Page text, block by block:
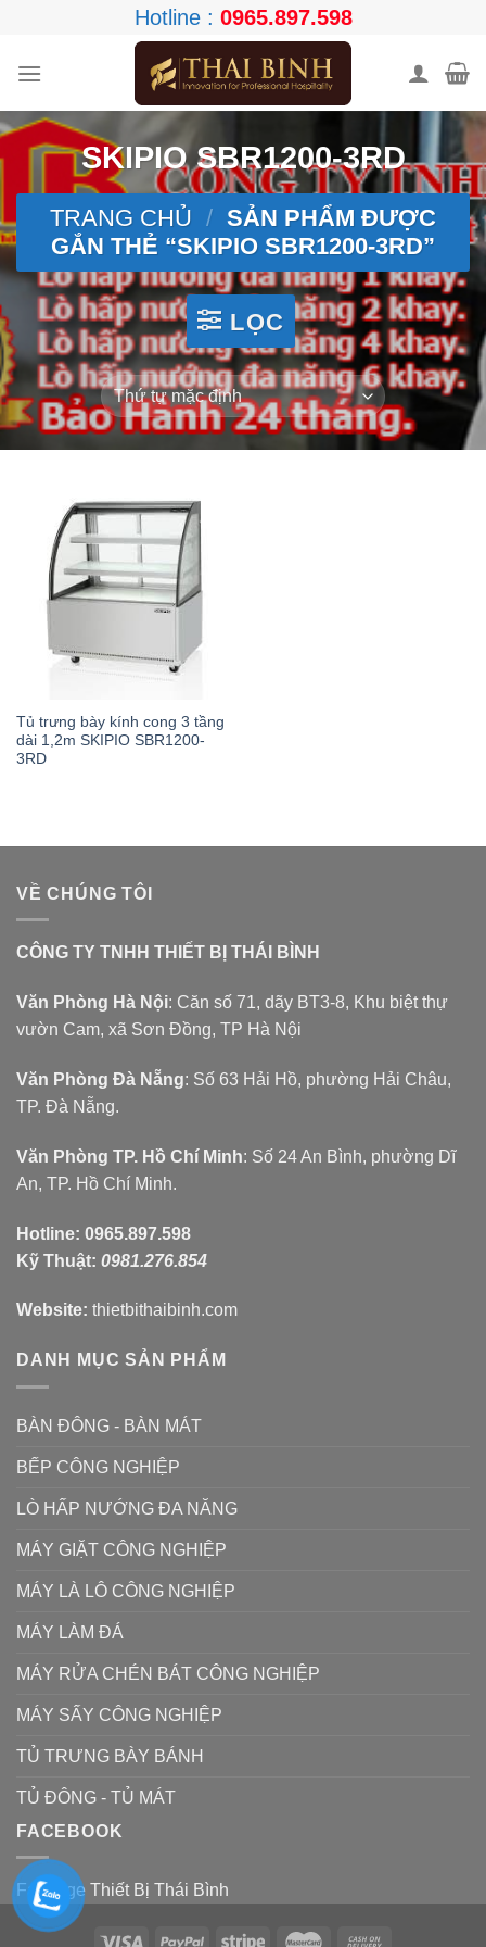
content
Hotline : 0965.897.598
SKIPIO SBR1200-3RD
TRANG CHỦ / SẢN PHẨM ĐƯỢC
GẮN THẺ “SKIPIO SBR1200-3RD”
LỌC
Tủ trưng bày kính cong 3 tầng
dài 1,2m SKIPIO SBR1200-
3RD
VỀ CHÚNG TÔI
CÔNG TY TNHH THIẾT BỊ THÁI BÌNH
Văn Phòng Hà Nội: Căn số 71, dãy BT3-8, Khu biệt thự
vườn Cam, xã Sơn Đồng, TP Hà Nội
Văn Phòng Đà Nẵng: Số 63 Hải Hồ, phường Hải Châu,
TP. Đà Nẵng.
Văn Phòng TP. Hồ Chí Minh: Số 24 An Bình, phường Dĩ
An, TP. Hồ Chí Minh.
Hotline: 0965.897.598
Kỹ Thuật: 0981.276.854
Website: thietbithaibinh.com
DANH MỤC SẢN PHẨM
BÀN ĐÔNG - BÀN MÁT
BẾP CÔNG NGHIỆP
LÒ HẤP NƯỚNG ĐA NĂNG
MÁY GIẶT CÔNG NGHIỆP
MÁY LÀ LÔ CÔNG NGHIỆP
MÁY LÀM ĐÁ
MÁY RỬA CHÉN BÁT CÔNG NGHIỆP
MÁY SẤY CÔNG NGHIỆP
TỦ TRƯNG BÀY BÁNH
TỦ ĐÔNG - TỦ MÁT
FACEBOOK
Fanpage Thiết Bị Thái Bình